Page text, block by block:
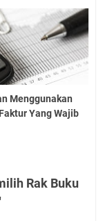
Menggunakan
Yang Wajib
Rak Buku